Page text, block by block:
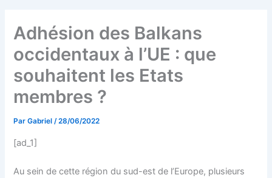
Adhésion des Balkans
occidentaux à l’UE : que
souhaitent les Etats
membres ?
ParGabriel/28/06/2022
[ad_1]
Au sein de cette région du sud-est de l’Europe, plusieurs